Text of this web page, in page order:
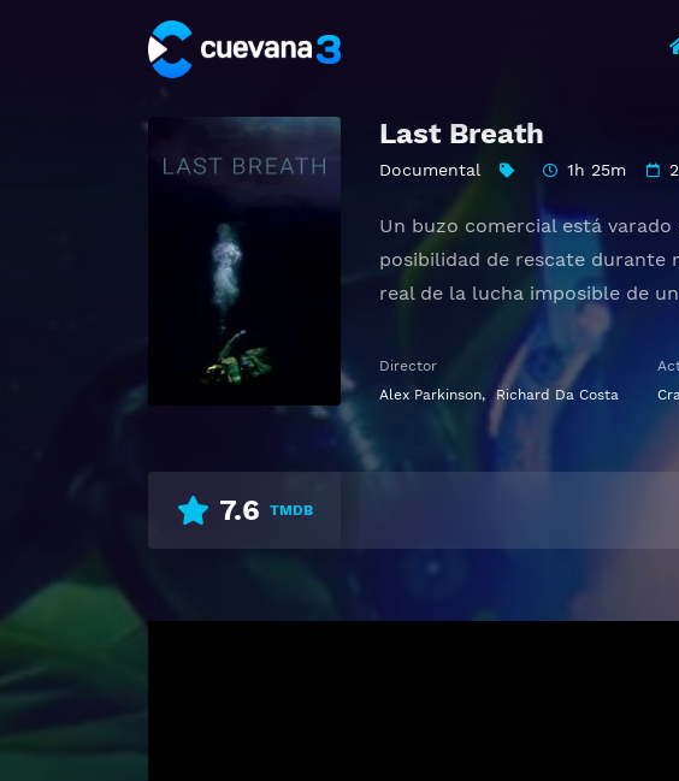
Last Breath
Documental 1h 25m
Un buzo comercial está
posibilidad de rescate durante
real de la lucha imposible de
Ver Last Breath Gratis HD
Director
Alex Parkinson, Richard Da Costa
7.6 TMDB